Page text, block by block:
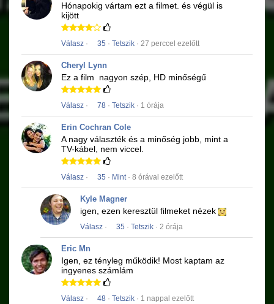
Hónapokig vártam ezt a filmet. és végül is
kijött
Válasz · 35 · Tetszik · 27 perccel ezelőtt
Cheryl Lynn
Ez a film nagyon szép, HD minőségű
Válasz · 78 · Tetszik · 1 órája
Erin Cochran Cole
A nagy választék és a minőség jobb, mint a
TV-kábel, nem viccel.
Válasz · 35 · Mint· 8 órával ezelőtt
Kyle Magner
igen, ezen keresztül filmeket nézek
Válasz · 35 · Tetszik · 2 órája
Eric Mn
Igen, ez tényleg működik! Most kaptam az
ingyenes számlám
Válasz · 48 · Tetszik · 1 nappal ezelőtt